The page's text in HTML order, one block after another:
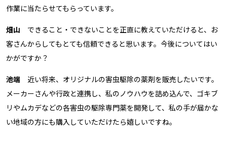
作業に当たらせてもらっています。
畑山 できること・できないことを正直に教えていただけると、お
客さんからしてもとても信頼できると思います。今後についてはい
かがですか？
池端 近い将来、オリジナルの害虫駆除の薬剤を販売したいです。
メーカーさんや行政と連携し、私のノウハウを詰め込んで、ゴキブ
リやムカデなどの各害虫の駆除専門薬を開発して、私の手が届かな
い地域の方にも購入していただけたら嬉しいですね。